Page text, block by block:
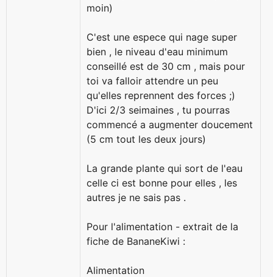
moin)
C'est une espece qui nage super
bien , le niveau d'eau minimum
conseillé est de 30 cm , mais pour
toi va falloir attendre un peu
qu'elles reprennent des forces ;)
D'ici 2/3 seimaines , tu pourras
commencé a augmenter doucement
(5 cm tout les deux jours)
La grande plante qui sort de l'eau
celle ci est bonne pour elles , les
autres je ne sais pas .
Pour l'alimentation - extrait de la
fiche de BananeKiwi :
Alimentation